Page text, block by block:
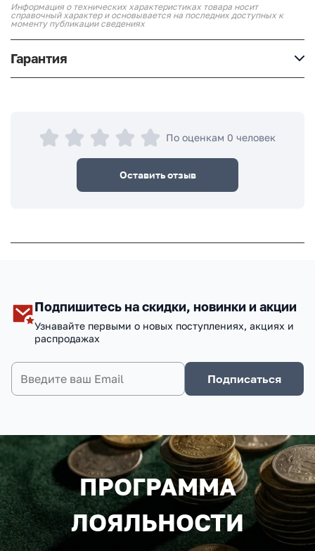
Информация о технических характеристиках товара носит
справочный характер и основывается на последних доступных к
моменту публикации сведениях
Гарантия
По оценкам 0 человек
Оставить отзыв
Подпишитесь на скидки, новинки и акции
Узнавайте первыми о новых поступлениях, акциях и
распродажах
Подписаться
ПРОГРАММА
ЛОЯЛЬНОСТИ